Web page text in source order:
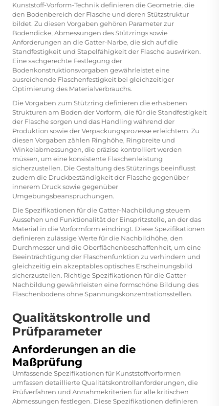
Kunststoff-Vorform-Technik definieren die Geometrie, die
den Bodenbereich der Flasche und deren Stützstruktur
bildet. Zu diesen Vorgaben gehören Parameter zur
Bodendicke, Abmessungen des Stützrings sowie
Anforderungen an die Gatter-Narbe, die sich auf die
Standfestigkeit und Stapelfähigkeit der Flasche auswirken.
Eine sachgerechte Festlegung der
Bodenkonstruktionsvorgaben gewährleistet eine
ausreichende Flaschenfestigkeit bei gleichzeitiger
Optimierung des Materialverbrauchs.
Die Vorgaben zum Stützring definieren die erhabenen
Strukturen am Boden der Vorform, die für die Standfestigkeit
der Flasche sorgen und das Handling während der
Produktion sowie der Verpackungsprozesse erleichtern. Zu
diesen Vorgaben zählen Ringhöhe, Ringbreite und
Winkelabmessungen, die präzise kontrolliert werden
müssen, um eine konsistente Flaschenleistung
sicherzustellen. Die Gestaltung des Stützrings beeinflusst
zudem die Druckbeständigkeit der Flasche gegenüber
innerem Druck sowie gegenüber
Umgebungsbeanspruchungen.
Die Spezifikationen für die Gatter-Nachbildung steuern
Aussehen und Funktionalität der Einspritzstelle, an der das
Material in die Vorformform eindringt. Diese Spezifikationen
definieren zulässige Werte für die Nachbildhöhe, den
Durchmesser und die Oberflächenbeschaffenheit, um eine
Beeinträchtigung der Flaschenfunktion zu verhindern und
gleichzeitig ein akzeptables optisches Erscheinungsbild
sicherzustellen. Richtige Spezifikationen für die Gatter-
Nachbildung gewährleisten eine formschöne Bildung des
Flaschenbodens ohne Spannungskonzentrationsstellen.
Qualitätskontrolle und
Prüfparameter
Anforderungen an die
Maßprüfung
Umfassende Spezifikationen für Kunststoffvorformen
umfassen detaillierte Qualitätskontrollanforderungen, die
Prüfverfahren und Annahmekriterien für alle kritischen
Abmessungen festlegen. Diese Spezifikationen definieren